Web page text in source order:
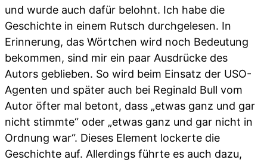
und wurde auch dafür belohnt. Ich habe die
Geschichte in einem Rutsch durchgelesen. In
Erinnerung, das Wörtchen wird noch Bedeutung
bekommen, sind mir ein paar Ausdrücke des
Autors geblieben. So wird beim Einsatz der USO-
Agenten und später auch bei Reginald Bull vom
Autor öfter mal betont, dass „etwas ganz und gar
nicht stimmte“ oder „etwas ganz und gar nicht in
Ordnung war“. Dieses Element lockerte die
Geschichte auf. Allerdings führte es auch dazu,